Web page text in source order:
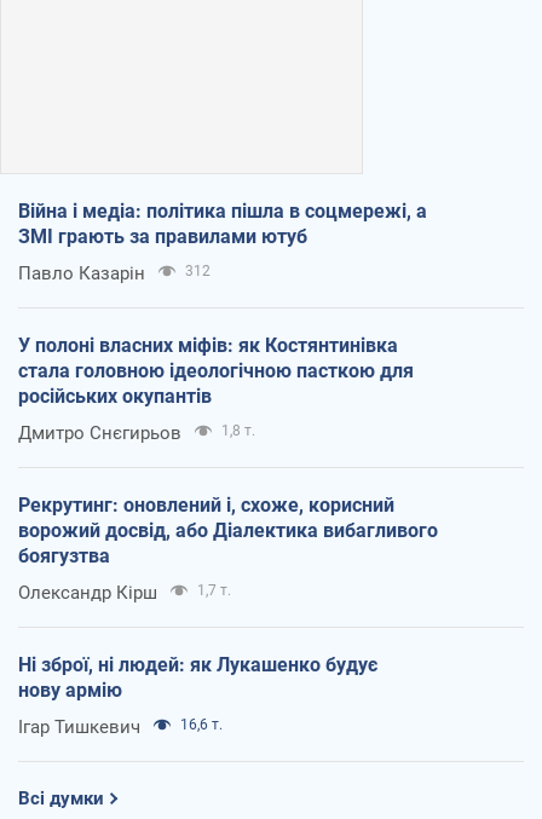
Війна і медіа: політика пішла в соцмережі, а
ЗМІ грають за правилами ютуб
Павло Казарін 312
У полоні власних міфів: як Костянтинівка
стала головною ідеологічною пасткою для
російських окупантів
Дмитро Снєгирьов 1,8 т.
Рекрутинг: оновлений і, схоже, корисний
ворожий досвід, або Діалектика вибагливого
боягузтва
Олександр Кірш 1,7 т.
Ні зброї, ні людей: як Лукашенко будує
нову армію
Ігар Тишкевич 16,6 т.
Всі думки